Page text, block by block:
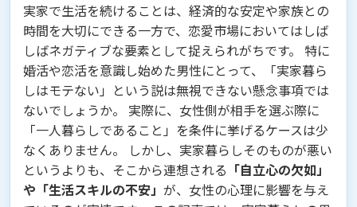
実家で生活を続けることは、経済的な安定や家族との
時間を大切にできる一方で、恋愛市場においてはしば
しばネガティブな要素として捉えられがちです。 特に
婚活や恋活を意識し始めた男性にとって、「実家暮ら
しはモテない」という説は無視できない懸念事項では
ないでしょうか。 実際に、女性側が相手を選ぶ際に
「一人暮らしであること」を条件に挙げるケースは少
なくありません。 しかし、実家暮らしそのものが悪い
というよりも、そこから連想される 「自立心の欠如」
や「生活スキルの不安」 が、女性の心理に影響を与え